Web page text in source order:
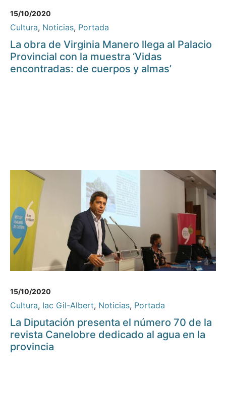
15/10/2020
Cultura, Noticias, Portada
La obra de Virginia Manero llega al Palacio
Provincial con la muestra ‘Vidas
encontradas: de cuerpos y almas’
15/10/2020
Cultura, Iac Gil-Albert, Noticias, Portada
La Diputación presenta el número 70 de la
revista Canelobre dedicado al agua en la
provincia